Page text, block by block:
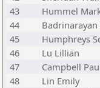
43
Hummel
44
45
Humphreys
46
Lu Lillian
47
Campbell
48
Lin Emily